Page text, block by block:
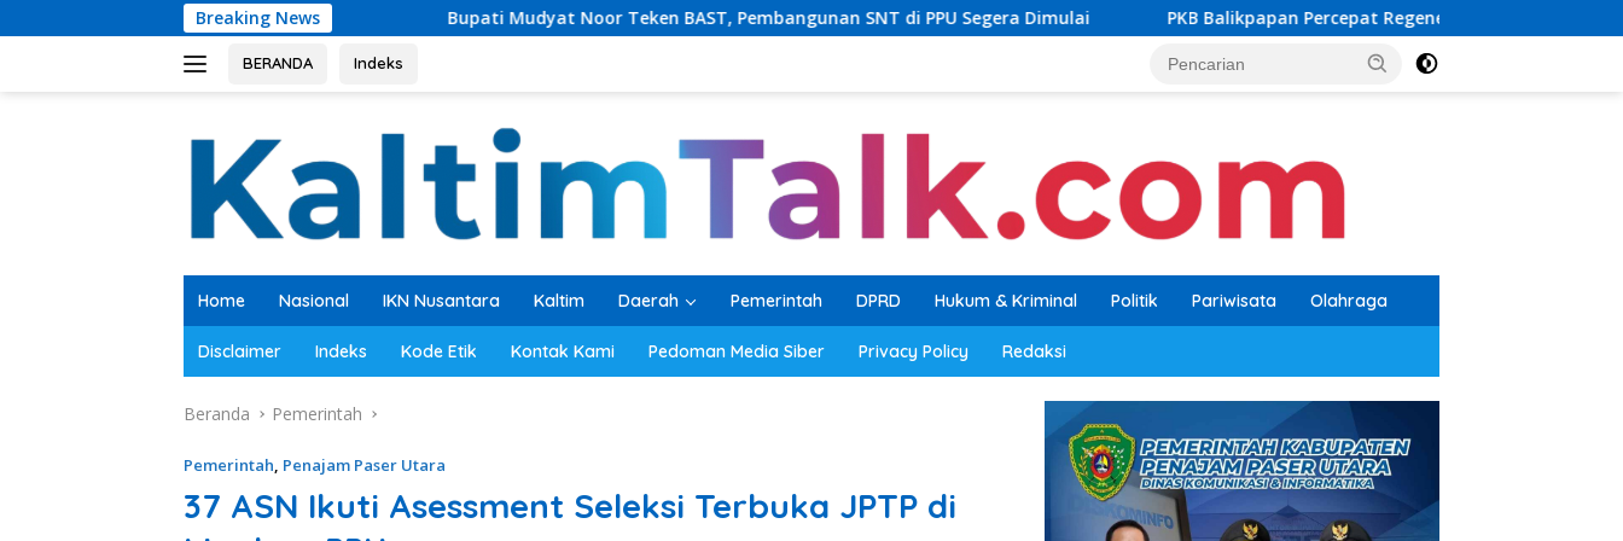
ke
Breaking News
Bupati Mudyat Noor Teken BAST, Pembangunan SNT di PPU Segera Dimulai PKB Balikpapan Percepat Regenerasi, Kader Muda Diprioritaskan Pimpin
BERANDA Indeks
Home Nasional IKN Nusantara Kaltim Daerah Pemerintah DPRD Hukum & Kriminal Politik Pariwisata Olahraga
Disclaimer Indeks Kode Etik Kontak Kami Pedoman Media Siber Privacy Policy Redaksi
Beranda Pemerintah
Pemerintah, Penajam Paser Utara
37 ASN Ikuti Asessment Seleksi Terbuka JPTP di